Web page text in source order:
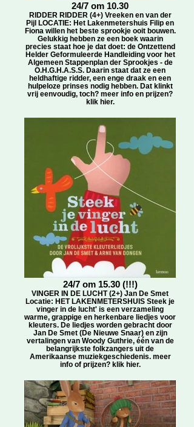
24/7 om 10.30
RIDDER RIDDER (4+) Vreeken en van der
Pijl LOCATIE: Het Lakenmetershuis Filip en
Fiona willen het beste sprookje ooit bouwen.
Gelukkig hebben ze een boek waarin
precies staat hoe je dat doet: de Ontzettend
Helder Geformuleerde Handleiding voor het
Algemeen Stappenplan der Sprookjes - de
O.H.G.H.A.S.S. Daarin staat dat ze een
heldhaftige ridder, een enge draak en een
hulpeloze prinses nodig hebben. Dat klinkt
vrij eenvoudig, toch? meer info en prijzen?
klik hier.
24/7 om 15.30 (!!!)
VINGER IN DE LUCHT (2+) Jan De Smet
Locatie: HET LAKENMETERSHUIS Steek je
vinger in de lucht' is een verzameling
warme, grappige en herkenbare liedjes voor
kleuters. De liedjes worden gebracht door
Jan De Smet (De Nieuwe Snaar) en zijn
vertalingen van Woody Guthrie, één van de
belangrijkste folkzangers uit de
Amerikaanse muziekgeschiedenis. meer
info of prijzen? klik hier.